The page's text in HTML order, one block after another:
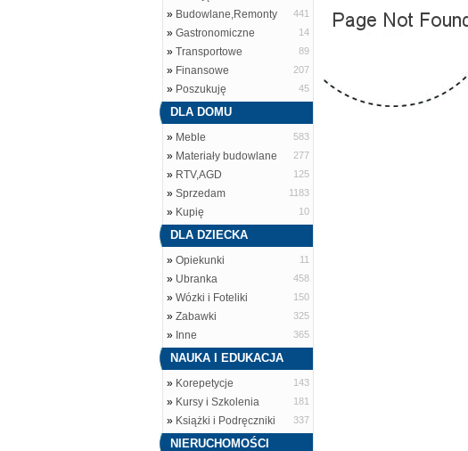
» Budowlane,Remonty 441
» Gastronomiczne 14
» Transportowe 89
» Finansowe 207
» Poszukuję 45
DLA DOMU
» Meble 583
» Materiały budowlane 277
» RTV,AGD 125
» Sprzedam 1183
» Kupię 10
DLA DZIECKA
» Opiekunki 11
» Ubranka 458
» Wózki i Foteliki 150
» Zabawki 325
» Inne 365
NAUKA I EDUKACJA
» Korepetycje 143
» Kursy i Szkolenia 181
» Książki i Podręczniki 337
NIERUCHOMOŚCI